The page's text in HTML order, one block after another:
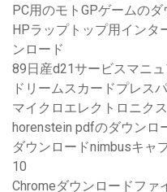
PC用のモトGPゲームの
HPラップトップ用インタ
ンロード
89日産d21サービスマニ
ドリームスカードプレス
マイクロエレクトロニク
horenstein pdfのダウンロ
ダウンロードnimbusキャ
10
Chromeダウンロードファ